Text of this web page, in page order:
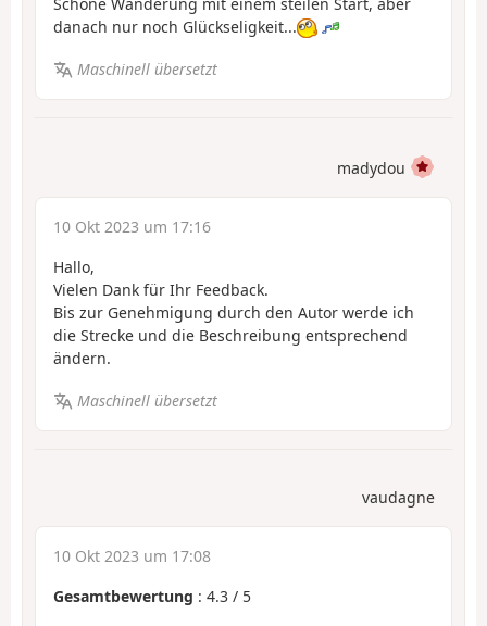
danach nur noch Glückseligkeit...
Maschinell übersetzt
madydou
10 Okt 2023 um 17:16
Hallo,
Vielen Dank für Ihr Feedback.
Bis zur Genehmigung durch den Autor werde ich
die Strecke und die Beschreibung entsprechend
ändern.
Maschinell übersetzt
vaudagne
10 Okt 2023 um 17:08
Gesamtbewertung : 4.3 / 5